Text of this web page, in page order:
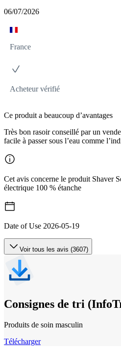
06/07/2026
France
Acheteur vérifié
Ce produit a beaucoup d’avantages
Très bon rasoir conseillé par un
facile à passer sous l’eau comme
Cet avis concerne le produit Shaver
électrique 100 % étanche
Date of Use 2026-05-19
Voir tous les avis (3607)
Consignes de tri
Produits de soin masculin
Télécharger